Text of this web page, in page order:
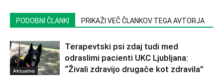
PODOBNI ČLANKI PRIKAŽI VEČ ČLANKOV TEGA AVTORJA
Aktualno
Terapevtski psi zdaj tudi med
odraslimi pacienti UKC Ljubljana:
“Živali zdravijo drugače kot zdravila”